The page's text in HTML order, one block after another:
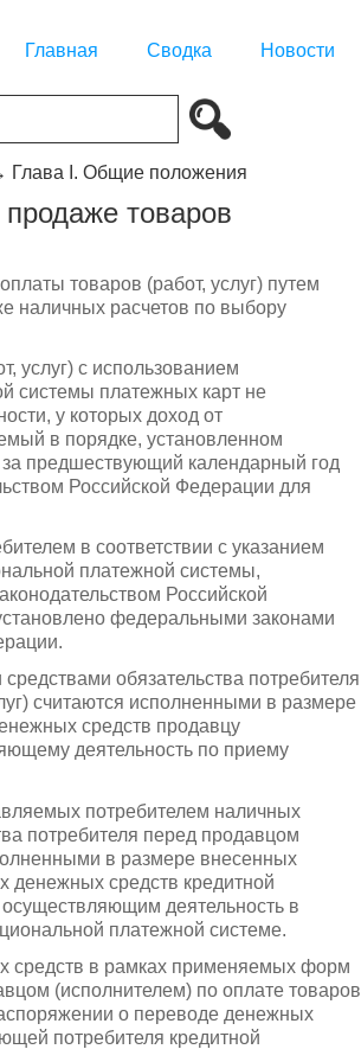
Главная Сводка Новости
Глава I. Общие положения
товаров
товаров (работ, услуг) путем
наличных расчетов по выбору
услуг) с использованием
системы платежных карт не
у которых доход от
в порядке, установленном
за предшествующий календарный год
Российской Федерации для
в соответствии с указанием
платежной системы,
Российской
федеральными законами
обязательства потребителя
считаются исполненными в размере
средств продавцу
деятельность по приему
потребителем наличных
потребителя перед продавцом
в размере внесенных
денежных средств кредитной
осуществляющим деятельность в
платежной системе.
средств в рамках применяемых форм
(исполнителем) по оплате товаров
о переводе денежных
потребителя кредитной